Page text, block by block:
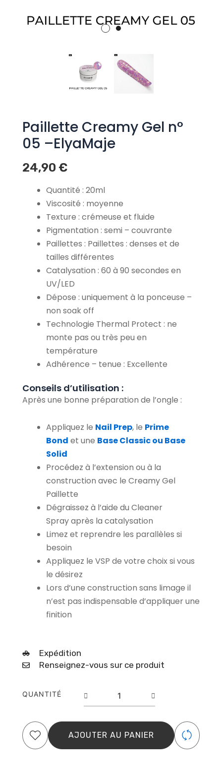
Paillette Creamy Gel n°
05 –ElyaMaje
24,90 €
Quantité : 20ml
Viscosité : moyenne
Texture : crémeuse et fluide
Pigmentation : semi – couvrante
Paillettes : Paillettes : denses et de
tailles différentes
Catalysation : 60 à 90 secondes en
UV/LED
Dépose : uniquement à la ponceuse –
non soak off
Technologie Thermal Protect : ne
monte pas ou très peu en
température
Adhérence – tenue : Excellente
Conseils d’utilisation :
Après une bonne préparation de l’ongle :
Appliquez le Nail Prep, le Prime
Bond et une Base Classic ou Base
Solid
Procédez à l’extension ou à la
construction avec le Creamy Gel
Paillette
Dégraissez à l’aide du Cleaner
Spray après la catalysation
Limez et reprendre les parallèles si
besoin
Appliquez le VSP de votre choix si vous
le désirez
Lors d’une construction sans limage il
n’est pas indispensable d’appliquer une
finition
Expédition
Renseignez-vous sur ce produit
QUANTITÉ
Creamy
n°
05
AJOUTER AU PANIER